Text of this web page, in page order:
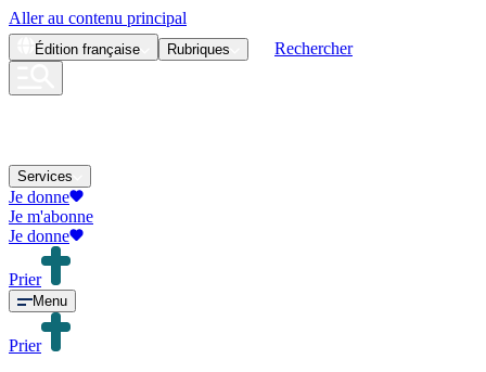
Aller au contenu principal
Édition française Rubriques Rechercher
Services
Je donne
Je m'abonne
Je donne
Prier
Menu
Prier